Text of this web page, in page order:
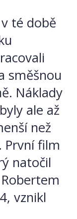
té době
směšnou
Náklady
ale až
než
První film
natočil
vznikl